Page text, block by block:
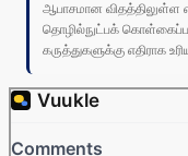
ஆபாசமான விதத்திலுள்ள
தொழில்நுட்பக்
கருத்துகளுக்கு எதிராக